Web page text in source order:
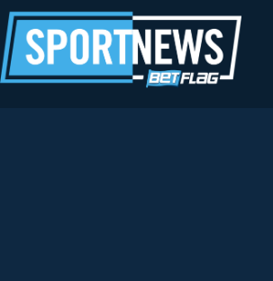
al
contenuto